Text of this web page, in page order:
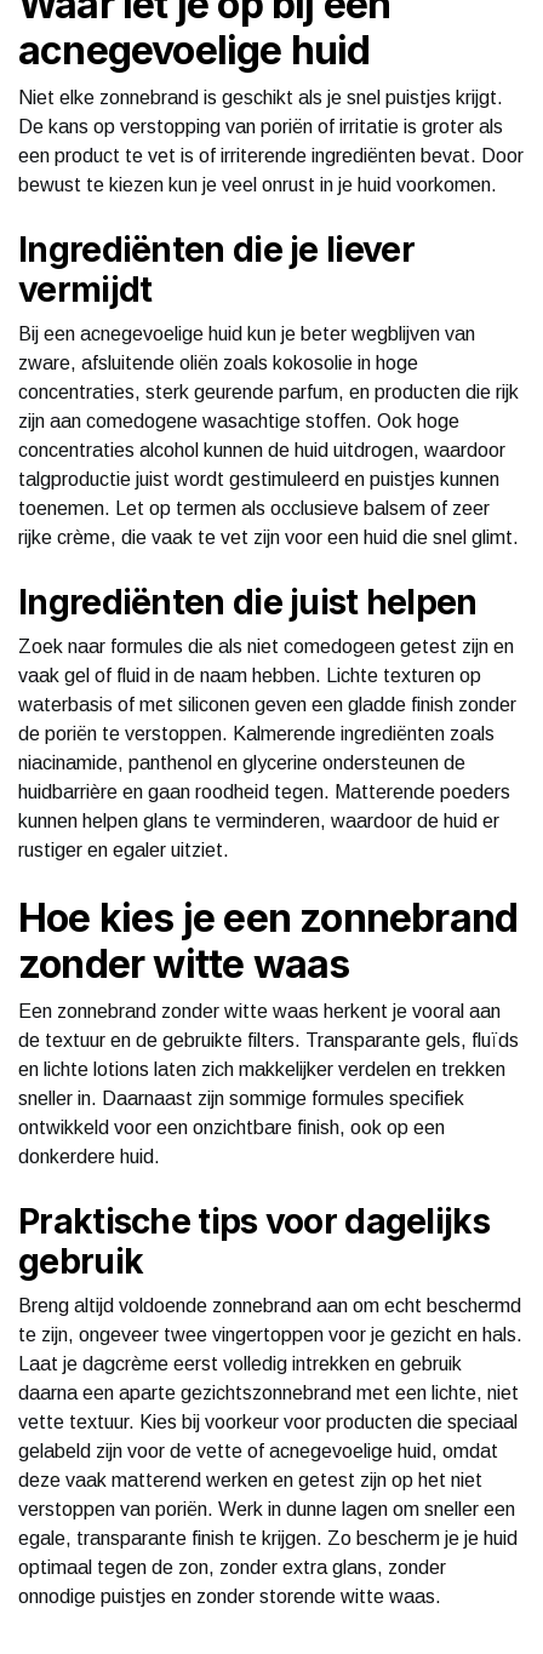
acnegevoelige huid
Niet elke zonnebrand is geschikt als je snel puistjes krijgt.
De kans op verstopping van poriën of irritatie is groter als
een product te vet is of irriterende ingrediënten bevat. Door
bewust te kiezen kun je veel onrust in je huid voorkomen.
Ingrediënten die je liever
vermijdt
Bij een acnegevoelige huid kun je beter wegblijven van
zware, afsluitende oliën zoals kokosolie in hoge
concentraties, sterk geurende parfum, en producten die rijk
zijn aan comedogene wasachtige stoffen. Ook hoge
concentraties alcohol kunnen de huid uitdrogen, waardoor
talgproductie juist wordt gestimuleerd en puistjes kunnen
toenemen. Let op termen als occlusieve balsem of zeer
rijke crème, die vaak te vet zijn voor een huid die snel glimt.
Ingrediënten die juist helpen
Zoek naar formules die als niet comedogeen getest zijn en
vaak gel of fluid in de naam hebben. Lichte texturen op
waterbasis of met siliconen geven een gladde finish zonder
de poriën te verstoppen. Kalmerende ingrediënten zoals
niacinamide, panthenol en glycerine ondersteunen de
huidbarrière en gaan roodheid tegen. Matterende poeders
kunnen helpen glans te verminderen, waardoor de huid er
rustiger en egaler uitziet.
Hoe kies je een zonnebrand
zonder witte waas
Een zonnebrand zonder witte waas herkent je vooral aan
de textuur en de gebruikte filters. Transparante gels, fluïds
en lichte lotions laten zich makkelijker verdelen en trekken
sneller in. Daarnaast zijn sommige formules specifiek
ontwikkeld voor een onzichtbare finish, ook op een
donkerdere huid.
Praktische tips voor dagelijks
gebruik
Breng altijd voldoende zonnebrand aan om echt beschermd
te zijn, ongeveer twee vingertoppen voor je gezicht en hals.
Laat je dagcrème eerst volledig intrekken en gebruik
daarna een aparte gezichtszonnebrand met een lichte, niet
vette textuur. Kies bij voorkeur voor producten die speciaal
gelabeld zijn voor de vette of acnegevoelige huid, omdat
deze vaak matterend werken en getest zijn op het niet
verstoppen van poriën. Werk in dunne lagen om sneller een
egale, transparante finish te krijgen. Zo bescherm je je huid
optimaal tegen de zon, zonder extra glans, zonder
onnodige puistjes en zonder storende witte waas.